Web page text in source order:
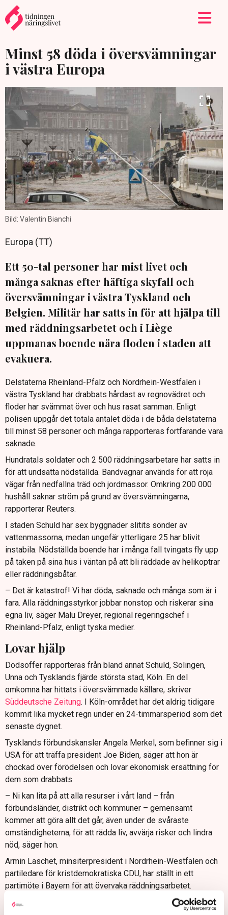
Minst 58 döda i översvämningar
i västra Europa
Bild: Valentin Bianchi
Europa (TT)
Ett 50-tal personer har mist livet och
många saknas efter häftiga skyfall och
översvämningar i västra Tyskland och
Belgien. Militär har satts in för att hjälpa till
med räddningsarbetet och i Liège
uppmanas boende nära floden i staden att
evakuera.
Delstaterna Rheinland-Pfalz och Nordrhein-Westfalen i
västra Tyskland har drabbats hårdast av regnovädret och
floder har svämmat över och hus rasat samman. Enligt
polisen uppgår det totala antalet döda i de båda delstaterna
till minst 58 personer och många rapporteras fortfarande vara
saknade.
Hundratals soldater och 2 500 räddningsarbetare har satts in
för att undsätta nödställda. Bandvagnar används för att röja
vägar från nedfallna träd och jordmassor. Omkring 200 000
hushåll saknar ström på grund av översvämningarna,
rapporterar Reuters.
I staden Schuld har sex byggnader slitits sönder av
vattenmassorna, medan ungefär ytterligare 25 har blivit
instabila. Nödställda boende har i många fall tvingats fly upp
på taken på sina hus i väntan på att bli räddade av helikoptrar
eller räddningsbåtar.
– Det är katastrof! Vi har döda, saknade och många som är i
fara. Alla räddningsstyrkor jobbar nonstop och riskerar sina
egna liv, säger Malu Dreyer, regional regeringschef i
Rheinland-Pfalz, enligt tyska medier.
Lovar hjälp
Dödsoffer rapporteras från bland annat Schuld, Solingen,
Unna och Tysklands fjärde största stad, Köln. En del
omkomna har hittats i översvämmade källare, skriver
Süddeutsche Zeitung. I Köln-området har det aldrig tidigare
kommit lika mycket regn under en 24-timmarsperiod som det
senaste dygnet.
Tysklands förbundskansler Angela Merkel, som befinner sig i
USA för att träffa president Joe Biden, säger att hon är
chockad över förödelsen och lovar ekonomisk ersättning för
dem som drabbats.
– Ni kan lita på att alla resurser i vårt land – från
förbundsländer, distrikt och kommuner – gemensamt
kommer att göra allt det går, även under de svåraste
omständigheterna, för att rädda liv, avvärja risker och lindra
nöd, säger hon.
Armin Laschet, minsiterpresident i Nordrhein-Westfalen och
partiledare för kristdemokratiska CDU, har ställt in ett
partimöte i Bayern för att övervaka räddningsarbetet.
– Vi kommer att bistå städerna och människorna som